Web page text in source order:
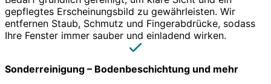
gepflegtes Erscheinungsbild zu gewährleisten. Wir
entfernen Staub, Schmutz und Fingerabdrücke, sodass
Ihre Fenster immer sauber und einladend wirken.
Sonderreinigung – Bodenbeschichtung und mehr